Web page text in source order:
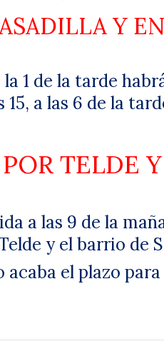
Y
1 de la tarde
15, a las 6 de la
TELDE
a las 9 de la
y el barrio de
acaba el plazo